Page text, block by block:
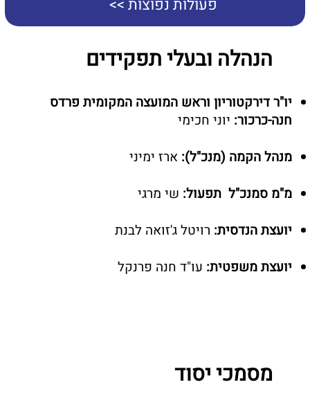
פעולות נפוצות >>
מסמכי יסוד
הנהלה ובעלי תפקידים
יו"ר דירקטוריון וראש המועצה המקומית פרדס
חנה-כרכור: יוני חכימי
מנהל הקמה (מנכ"ל): ארז ימיני
מ"מ סמנכ"ל תפעול: שי מרגי
יועצת הנדסית: רויטל ג'זואה לבנת
יועצת משפטית: עו"ד חנה פרנקל